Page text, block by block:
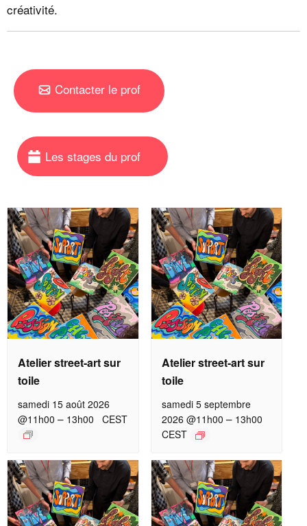
créativité.
Contacter le prof
Atelier street-art sur
toile
samedi 15 août 2026
@11h00 – 13h00 CEST
Atelier street-art sur
toile
samedi 5 septembre
2026 @11h00 – 13h00
CEST